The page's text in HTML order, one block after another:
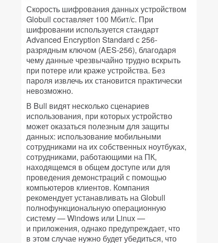
Скорость шифрования данных устройством
Globull составляет 100 Мбит/с. При
шифровании используется стандарт
Advanced Encryption Standard с 256-
разрядным ключом (AES-256), благодаря
чему данные чрезвычайно трудно вскрыть
при потере или краже устройства. Без
пароля извлечь их становится практически
невозможно.
В Bull видят несколько сценариев
использования, при которых устройство
может оказаться полезным для защиты
данных: использование мобильными
сотрудниками на их собственных ноутбуках,
сотрудниками, работающими на ПК,
находящемся в общем доступе или для
проведения демонстраций с помощью
компьютеров клиентов. Компания
рекомендует устанавливать на Globull
полнофункциональную операционную
систему — Windows или Linux —
и приложения, однако предупреждает, что
в этом случае нужно будет убедиться, что